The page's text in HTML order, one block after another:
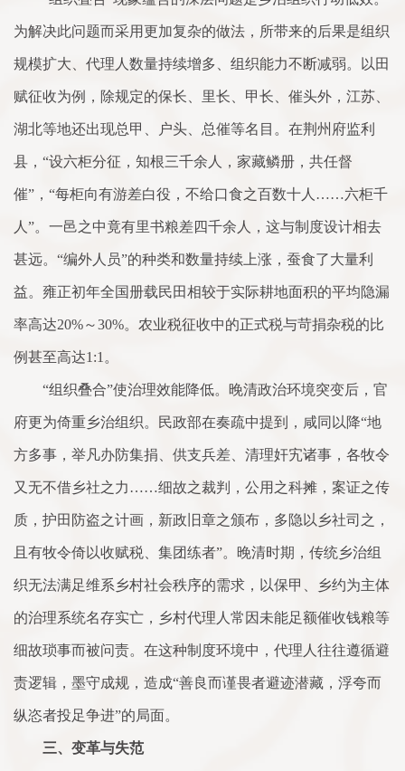
为解决此问题而采用更加复杂的做法，所带来的后果是组织
规模扩大、代理人数量持续增多、组织能力不断减弱。以田
赋征收为例，除规定的保长、里长、甲长、催头外，江苏、
湖北等地还出现总甲、户头、总催等名目。在荆州府监利
县，“设六柜分征，知根三千余人，家藏鳞册，共任督
催”，“每柜向有游差白役，不给口食之百数十人……六柜千
人”。一邑之中竟有里书粮差四千余人，这与制度设计相去
甚远。“编外人员”的种类和数量持续上涨，蚕食了大量利
益。雍正初年全国册载民田相较于实际耕地面积的平均隐漏
率高达20%～30%。农业税征收中的正式税与苛捐杂税的比
例甚至高达1:1。
“组织叠合”使治理效能降低。晚清政治环境突变后，官
府更为倚重乡治组织。民政部在奏疏中提到，咸同以降“地
方多事，举凡办防集捐、供支兵差、清理奸宄诸事，各牧令
又无不借乡社之力……细故之裁判，公用之科摊，案证之传
质，护田防盗之计画，新政旧章之颁布，多隐以乡社司之，
且有牧令倚以收赋税、集团练者”。晚清时期，传统乡治组
织无法满足维系乡村社会秩序的需求，以保甲、乡约为主体
的治理系统名存实亡，乡村代理人常因未能足额催收钱粮等
细故琐事而被问责。在这种制度环境中，代理人往往遵循避
责逻辑，墨守成规，造成“善良而谨畏者避迹潜藏，浮夸而
纵恣者投足争进”的局面。
三、变革与失范